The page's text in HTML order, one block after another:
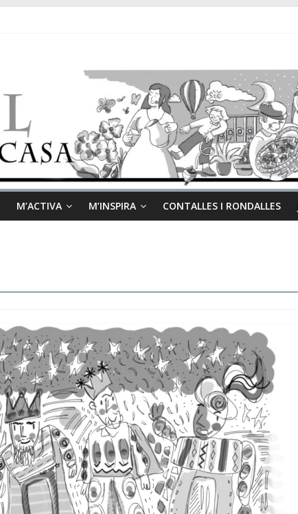
M’ACTIVA M’INSPIRA CONTALLES I RONDALLES